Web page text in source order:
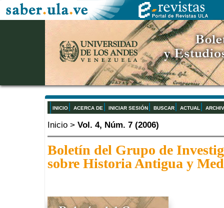
INICIO ACERCA DE INICIAR SESIÓN BUSCAR ACTUAL
Inicio > Vol. 4, Núm. 7 (2006)
Boletín del Grupo de
sobre Historia Antigua y